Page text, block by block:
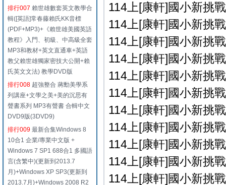
排行007 賴世雄數套英文教學合
輯([英語]常春藤賴氏KK音標
(PDF+MP3)+《賴世雄美國英語
教程》入門、初級、中高級全套
MP3和教材+英文直通車+英語
教父賴世雄獨家密技大公開+賴
氏英文文法) 教學DVD版
排行008 超強整合 蔣勳美學系
列講座+文學之美+美的沉思有
聲書系列 MP3有聲書 合輯中文
DVD9版(3DVD9)
排行009 最新合集Windows 8
10合1 企業/專業中文版 +
Windows 7 SP1 688合1 多國語
言(含繁中)(更新到2013.7
月)+Windows XP SP3(更新到
2013.7月)+Windows 2008 R2
114上[康軒]國小新挑
114上[康軒]國小新挑
114上[康軒]國小新挑
114上[康軒]國小新挑
114上[康軒]國小新挑
114上[康軒]國小新挑
114上[康軒]國小新挑
114上[康軒]國小新挑
114上[康軒]國小新挑
114上[康軒]國小新挑
114上[康軒]國小新挑